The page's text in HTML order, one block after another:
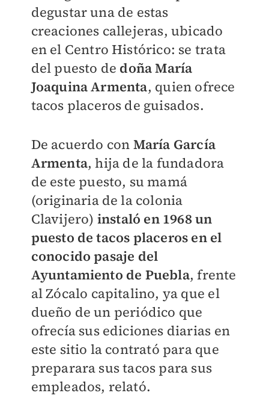
degustar una de estas
creaciones callejeras, ubicado
en el Centro Histórico: se trata
del puesto de doña María
Joaquina Armenta, quien ofrece
tacos placeros de guisados.
De acuerdo con María García
Armenta, hija de la fundadora
de este puesto, su mamá
(originaria de la colonia
Clavijero) instaló en 1968 un
puesto de tacos placeros en el
conocido pasaje del
Ayuntamiento de Puebla, frente
al Zócalo capitalino, ya que el
dueño de un periódico que
ofrecía sus ediciones diarias en
este sitio la contrató para que
preparara sus tacos para sus
empleados, relató.